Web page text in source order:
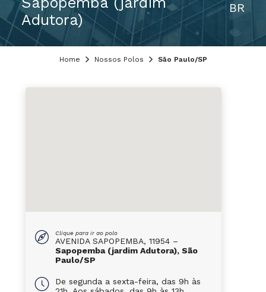
Adutora)
BR
Home Nossos Polos São Paulo/SP
Clique para ir ao polo
AVENIDA SAPOPEMBA, 11954 –
Sapopemba (jardim Adutora), São
Paulo/SP
De segunda a sexta-feira, das 9h às